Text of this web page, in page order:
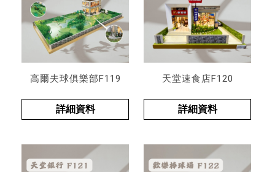
高爾夫球俱樂部F119
詳細資料
天堂速食店F120
詳細資料